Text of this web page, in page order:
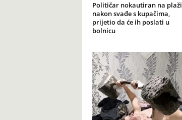
Političar nokautiran na plaži
nakon svađe s kupačima,
prijetio da će ih poslati u
bolnicu